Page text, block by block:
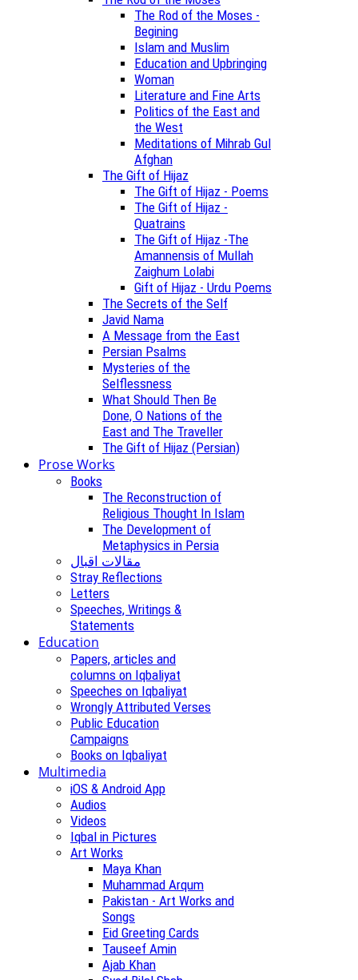
The Rod of the Moses -
Begining
Islam and Muslim
Education and Upbringing
Woman
Literature and Fine Arts
Politics of the East and
the West
Meditations of Mihrab Gul
Afghan
The Gift of Hijaz
The Gift of Hijaz - Poems
The Gift of Hijaz -
Quatrains
The Gift of Hijaz -The
Amannensis of Mullah
Zaighum Lolabi
Gift of Hijaz - Urdu Poems
The Secrets of the Self
Javid Nama
A Message from the East
Persian Psalms
Mysteries of the
Selflessness
What Should Then Be
Done, O Nations of the
East and The Traveller
The Gift of Hijaz (Persian)
Prose Works
Books
The Reconstruction of
Religious Thought In Islam
The Development of
Metaphysics in Persia
مقالات اقبال
Stray Reflections
Letters
Speeches, Writings &
Statements
Education
Papers, articles and
columns on Iqbaliyat
Speeches on Iqbaliyat
Wrongly Attributed Verses
Public Education
Campaigns
Books on Iqbaliyat
Multimedia
iOS & Android App
Audios
Videos
Iqbal in Pictures
Art Works
Maya Khan
Muhammad Arqum
Pakistan - Art Works and
Songs
Eid Greeting Cards
Tauseef Amin
Ajab Khan